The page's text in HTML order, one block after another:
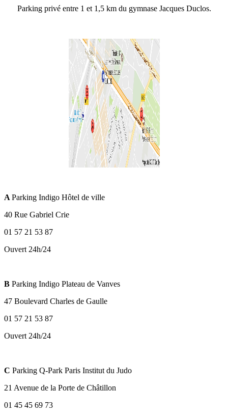
Parking privé entre 1 et 1,5 km du gymnase Jacques Duclos.
A Parking Indigo Hôtel de ville
40 Rue Gabriel Crie
01 57 21 53 87
Ouvert 24h/24
B Parking Indigo Plateau de Vanves
47 Boulevard Charles de Gaulle
01 57 21 53 87
Ouvert 24h/24
C Parking Q-Park Paris Institut du Judo
21 Avenue de la Porte de Châtillon
01 45 45 69 73